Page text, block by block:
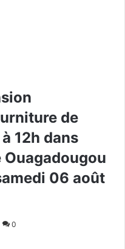
de
12h dans
06 août
0